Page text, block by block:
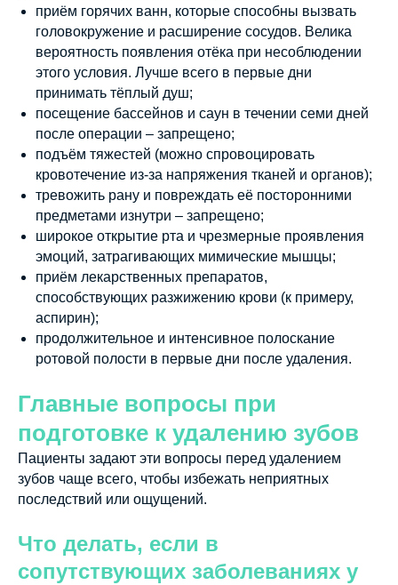
приём горячих ванн, которые способны вызвать
головокружение и расширение сосудов. Велика
вероятность появления отёка при несоблюдении
этого условия. Лучше всего в первые дни
принимать тёплый душ;
посещение бассейнов и саун в течении семи дней
после операции – запрещено;
подъём тяжестей (можно спровоцировать
кровотечение из-за напряжения тканей и органов);
тревожить рану и повреждать её посторонними
предметами изнутри – запрещено;
широкое открытие рта и чрезмерные проявления
эмоций, затрагивающих мимические мышцы;
приём лекарственных препаратов,
способствующих разжижению крови (к примеру,
аспирин);
продолжительное и интенсивное полоскание
ротовой полости в первые дни после удаления.
Главные вопросы при
подготовке к удалению зубов
Пациенты задают эти вопросы перед удалением
зубов чаще всего, чтобы избежать неприятных
последствий или ощущений.
Что делать, если в
сопутствующих заболеваниях у